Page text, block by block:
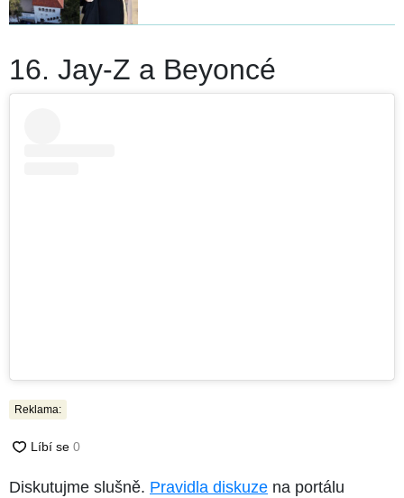
16. Jay-Z a Beyoncé
Reklama:
Diskutujme slušně. Pravidla diskuze na portálu